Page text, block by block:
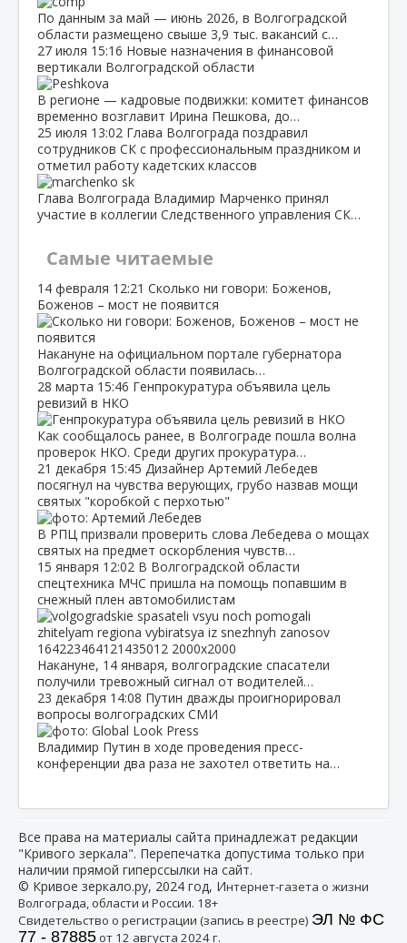
По данным за май — июнь 2026, в Волгоградской
области размещено свыше 3,9 тыс. вакансий с…
27 июля 15:16 Новые назначения в финансовой
вертикали Волгоградской области
В регионе — кадровые подвижки: комитет финансов
временно возглавит Ирина Пешкова, до…
25 июля 13:02 Глава Волгограда поздравил
сотрудников СК с профессиональным праздником и
отметил работу кадетских классов
Глава Волгограда Владимир Марченко принял
участие в коллегии Следственного управления СК…
Самые читаемые
14 февраля 12:21 Сколько ни говори: Боженов,
Боженов – мост не появится
Накануне на официальном портале губернатора
Волгоградской области появилась…
28 марта 15:46 Генпрокуратура объявила цель
ревизий в НКО
Как сообщалось ранее, в Волгограде пошла волна
проверок НКО. Среди других прокуратура…
21 декабря 15:45 Дизайнер Артемий Лебедев
посягнул на чувства верующих, грубо назвав мощи
святых "коробкой с перхотью"
В РПЦ призвали проверить слова Лебедева о мощах
святых на предмет оскорбления чувств…
15 января 12:02 В Волгоградской области
спецтехника МЧС пришла на помощь попавшим в
снежный плен автомобилистам
Накануне, 14 января, волгоградские спасатели
получили тревожный сигнал от водителей…
23 декабря 14:08 Путин дважды проигнорировал
вопросы волгоградских СМИ
Владимир Путин в ходе проведения пресс-
конференции два раза не захотел ответить на…
Все права на материалы сайта принадлежат редакции
"Кривого зеркала". Перепечатка допустима только при
наличии прямой гиперссылки на сайт.
© Кривое зеркало.ру, 2024 год, Интернет-газета о жизни
Волгограда, области и России. 18+
Свидетельство о регистрации (запись в реестре) ЭЛ № ФС
77 - 87885от 12 августа 2024 г.